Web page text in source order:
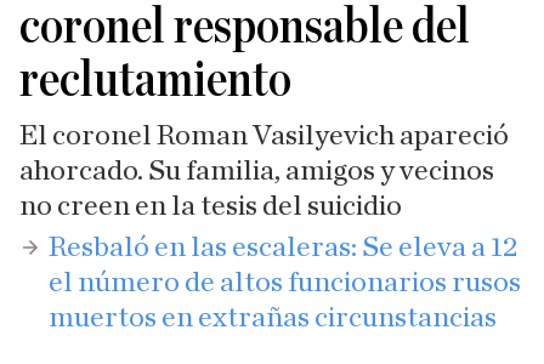
coronel responsable del
reclutamiento
El coronel Roman Vasilyevich apareció
ahorcado. Su familia, amigos y vecinos
no creen en la tesis del suicidio
​Resbaló en las escaleras: Se eleva a 12
el número de altos funcionarios rusos
muertos en extrañas circunstancias